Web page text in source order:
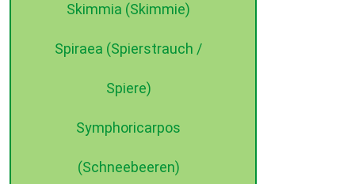
Skimmia (Skimmie)
Spiraea (Spierstrauch /
Spiere)
Symphoricarpos
(Schneebeeren)